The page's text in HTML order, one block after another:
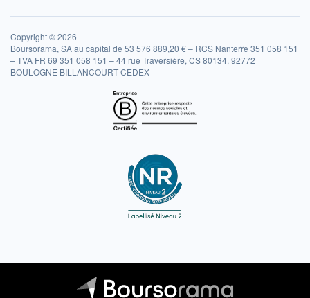
Copyright © 2026
Boursorama, SA au capital de 53 576 889,20 € – RCS Nanterre 351 058 151
– TVA FR 69 351 058 151 – 44 rue Traversière, CS 80134, 92772
BOULOGNE BILLANCOURT CEDEX